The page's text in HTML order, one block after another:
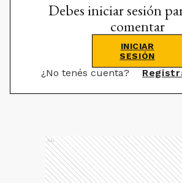
Debes iniciar sesión
comentar
INICIAR
SESIÓN
¿No tenés cuenta?
Ads